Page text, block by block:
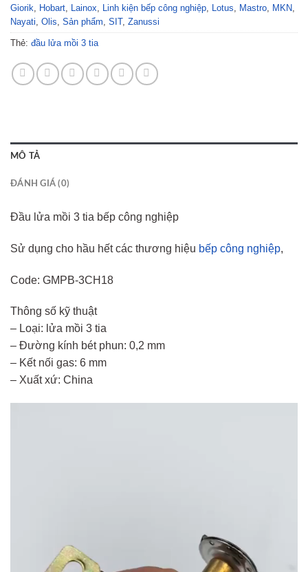
Giorik
Hobart Lainox Linh kiện bếp công nghiệp Lotus Mastro MKN
Nayati Olis Sản phẩm SIT, Zanussi
Thẻ: đầu lửa mồi 3 tia
MÔ TẢ
ĐÁNH GIÁ (0)
Đầu lửa mồi 3 tia bếp công nghiệp
Sử dụng cho hầu hết các thương hiệu bếp công nghiệp,
Code: GMPB-3CH18
Thông số kỹ thuật
– Loại: lửa mồi 3 tia
– Đường kính bét phun: 0,2 mm
– Kết nối gas: 6 mm
– Xuất xứ: China